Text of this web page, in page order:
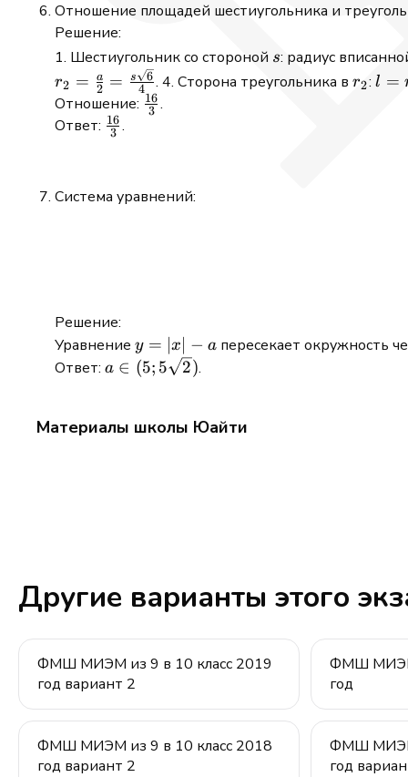
Отношение площадей шестиугольника и
Решение:
1. Шестиугольник со стороной s
s: радиус
r2 = 2
a = 4
s 6 . 4. Сторона треугольника вr_2
r2: l =
l =
Отношение: \frac{16}
3
16.
Ответ: \frac{16}
3
16.
Система уравнений:
Решение:
Уравнение y
=
y = ∣x − a пересекает окружность
Ответ: a \in (5;
a ∈ (5; 5 2).
Материалы школы Юайти
Другие варианты этого
ФМШ МИЭМ из 9 в 10 класс 2019
год вариант 2
ФМШ МИЭМ
год
ФМШ МИЭМ из 9 в 10 класс 2018
год вариант 2
ФМШ МИЭМ
год